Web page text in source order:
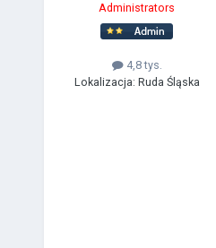
Administrators
4,8 tys.
Lokalizacja: Ruda Śląska